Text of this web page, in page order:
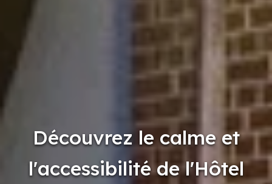
Découvrez le calme et
l'accessibilité de l'Hôtel